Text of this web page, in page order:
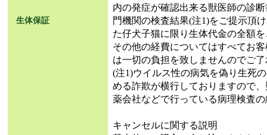
生体保証
内の発症が確認出来る獣医師の診
門機関の検査結果(注1)をご提示頂
た仔犬子猫に限り生体代金の全額
その他の経費についてはすべてお
は一切の負担を致しませんのでご
(注1)ウイルス性の病気を偽り生死
める詐欺が横行しておりますので
薬会社などで行っている病理検査
キャンセルに関する説明